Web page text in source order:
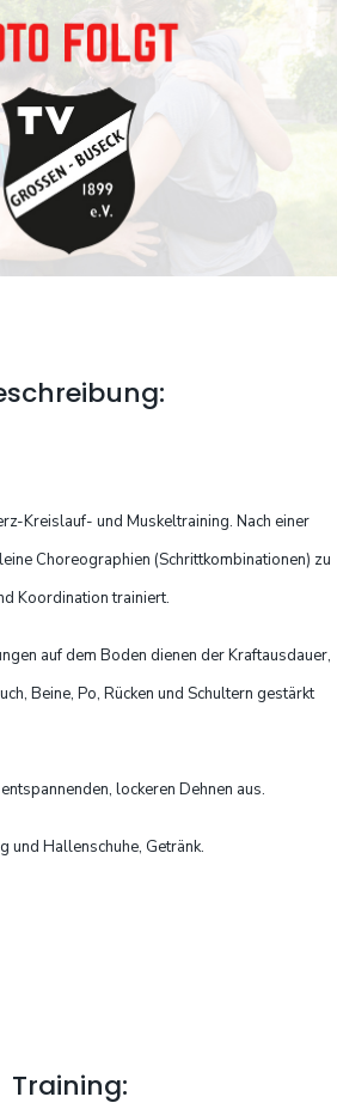
Kreislauf- und Muskeltraining. Nach einer
Choreographien (Schrittkombinationen) zu
Koordination trainiert.
auf dem Boden dienen der Kraftausdauer,
Beine, Po, Rücken und Schultern gestärkt
lockeren Dehnen aus.
und Hallenschuhe, Getränk.
Training: